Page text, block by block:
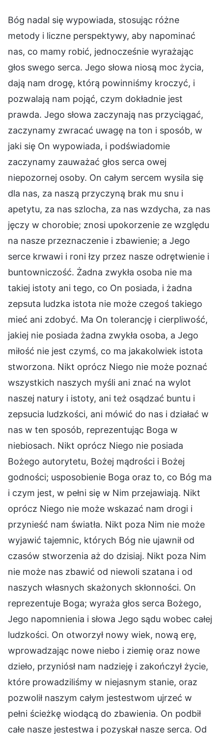
Bóg nadal się wypowiada, stosując różne
metody i liczne perspektywy, aby napominać
nas, co mamy robić, jednocześnie wyrażając
głos swego serca. Jego słowa niosą moc życia,
dają nam drogę, którą powinniśmy kroczyć, i
pozwalają nam pojąć, czym dokładnie jest
prawda. Jego słowa zaczynają nas przyciągać,
zaczynamy zwracać uwagę na ton i sposób, w
jaki się On wypowiada, i podświadomie
zaczynamy zauważać głos serca owej
niepozornej osoby. On całym sercem wysila się
dla nas, za naszą przyczyną brak mu snu i
apetytu, za nas szlocha, za nas wzdycha, za nas
jęczy w chorobie; znosi upokorzenie ze względu
na nasze przeznaczenie i zbawienie; a Jego
serce krwawi i roni łzy przez nasze odrętwienie i
buntowniczość. Żadna zwykła osoba nie ma
takiej istoty ani tego, co On posiada, i żadna
zepsuta ludzka istota nie może czegoś takiego
mieć ani zdobyć. Ma On tolerancję i cierpliwość,
jakiej nie posiada żadna zwykła osoba, a Jego
miłość nie jest czymś, co ma jakakolwiek istota
stworzona. Nikt oprócz Niego nie może poznać
wszystkich naszych myśli ani znać na wylot
naszej natury i istoty, ani też osądzać buntu i
zepsucia ludzkości, ani mówić do nas i działać w
nas w ten sposób, reprezentując Boga w
niebiosach. Nikt oprócz Niego nie posiada
Bożego autorytetu, Bożej mądrości i Bożej
godności; usposobienie Boga oraz to, co Bóg ma
i czym jest, w pełni się w Nim przejawiają. Nikt
oprócz Niego nie może wskazać nam drogi i
przynieść nam światła. Nikt poza Nim nie może
wyjawić tajemnic, których Bóg nie ujawnił od
czasów stworzenia aż do dzisiaj. Nikt poza Nim
nie może nas zbawić od niewoli szatana i od
naszych własnych skażonych skłonności. On
reprezentuje Boga; wyraża głos serca Bożego,
Jego napomnienia i słowa Jego sądu wobec całej
ludzkości. On otworzył nowy wiek, nową erę,
wprowadzając nowe niebo i ziemię oraz nowe
dzieło, przyniósł nam nadzieję i zakończył życie,
które prowadziliśmy w niejasnym stanie, oraz
pozwolił naszym całym jestestwom ujrzeć w
pełni ścieżkę wiodącą do zbawienia. On podbił
całe nasze jestestwa i pozyskał nasze serca. Od